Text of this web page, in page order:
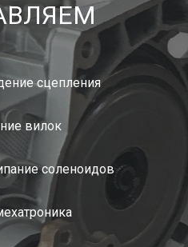
сцепления
вилок
соленоидов